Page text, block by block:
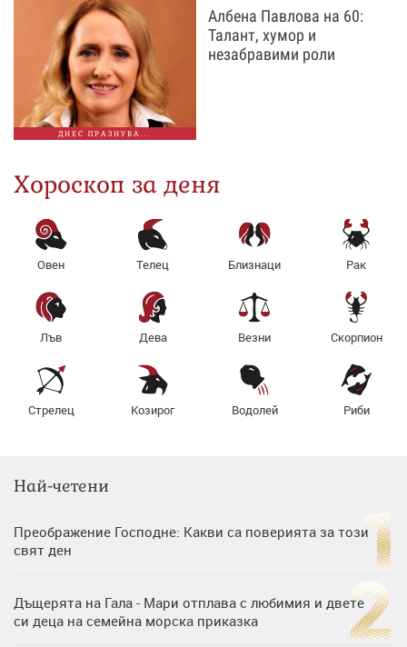
ДНЕС ПРАЗНУВА...
Албена Павлова на 60:
Талант, хумор и
незабравими роли
Хороскоп за деня
Овен Телец Близнаци Рак
Лъв Дева Везни Скорпион
Стрелец Козирог Водолей Риби
Най-четени
Преображение Господне: Какви са поверията за този
свят ден
Дъщерята на Гала - Мари отплава с любимия и двете
си деца на семейна морска приказка